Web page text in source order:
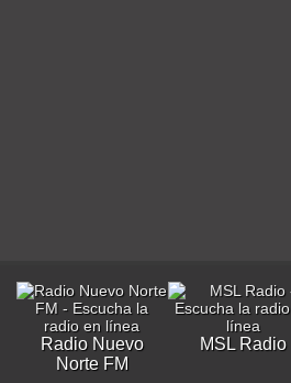
Radio Nuevo
Norte FM
MSL Radio